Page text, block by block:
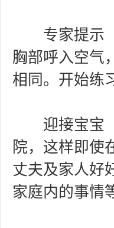
专家提示
胸部呼入空气
相同。开始练
迎接宝宝
院，这样即使
丈夫及家人好
家庭内的事情